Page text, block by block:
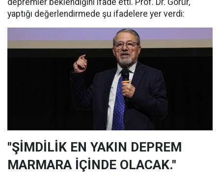
depremler beklendiğini ifade etti. Prof. Dr. Görür,
yaptığı değerlendirmede şu ifadelere yer verdi:
"ŞİMDİLİK EN YAKIN DEPREM
MARMARA İÇİNDE OLACAK."